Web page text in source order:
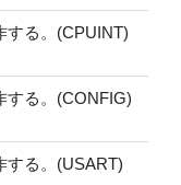
する。(CPUINT)
する。(CONFIG)
する。(USART)